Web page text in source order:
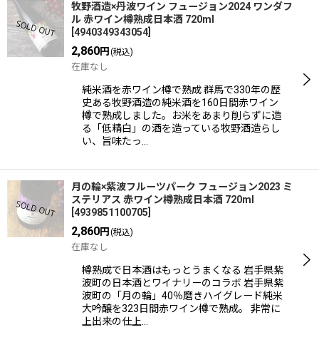
牧野酒造×丹波ワイン フュージョン2024 ワンダフ
ル 赤ワイン樽熟成日本酒 720ml
4940349343054
2,860円 (税込)
在庫なし
純米酒を赤ワイン樽で熟成 群馬で330年の歴
史ある牧野酒造の純米酒を160日間赤ワイン
樽で熟成しました。お米をあまり削らずに造
る「低精白」の酒を造っている牧野酒造らし
い、旨味たっ…
月の輪×紫波フルーツパーク フュージョン2023 ミ
ステリアス 赤ワイン樽熟成日本酒 720ml
4939851100705
2,860円 (税込)
在庫なし
樽熟成で日本酒はもっとうまくなる 岩手県紫
波町の日本酒とワイナリーのコラボ 岩手県紫
波町の「月の輪」40％磨きハイグレード純米
大吟醸を323日間赤ワイン樽で熟成。 非常に
上出来の仕上…